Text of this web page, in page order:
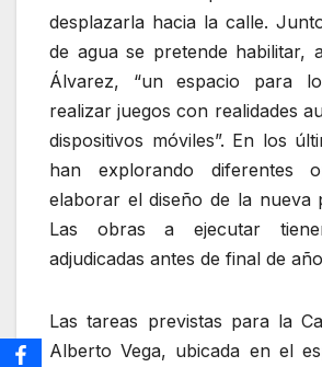
desplazarla hacia la calle.
de agua se pretende habilitar,
Álvarez, “un espacio para
realizar juegos con realidades
dispositivos móviles”. En los
han explorando diferentes
elaborar el diseño de la nueva
Las obras a ejecutar
adjudicadas antes de final de
Las tareas previstas para la
Alberto Vega, ubicada en el